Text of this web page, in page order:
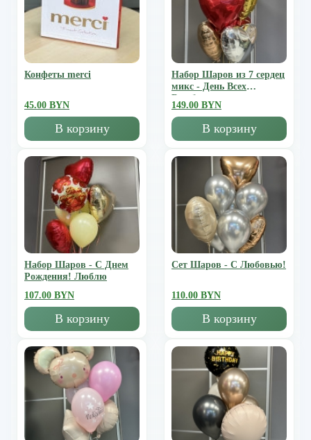
Конфеты merci
45.00 BYN
В корзину
Набор Шаров из 7 сердец
микс - День Всех
Влюбленных
149.00 BYN
В корзину
Набор Шаров - С Днем
Рождения! Люблю
107.00 BYN
В корзину
Сет Шаров - С Любовью!
110.00 BYN
В корзину